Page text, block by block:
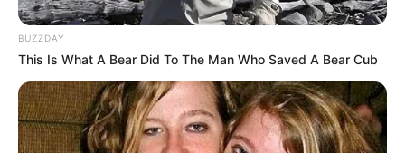
BUZZDAY
This Is What A Bear Did To The Man Who Saved A Bear Cub